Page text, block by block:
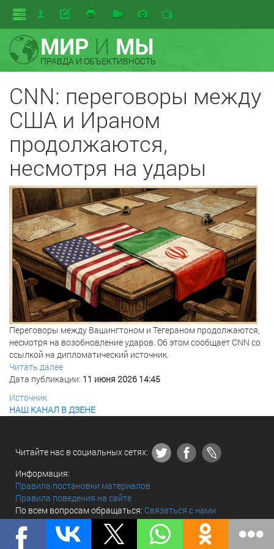
МИРИ МЫ
ПРАВДА И ОБЪЕКТИВНОСТЬ
CNN: переговоры между
США и Ираном
продолжаются,
несмотря на удары
Переговоры между Вашингтоном и Тегераном продолжаются,
несмотря на возобновление ударов. Об этом сообщает CNN со
ссылкой на дипломатический источник.
Читать далее
Дата публикации: 11 июня 2026 14:45
Источник
НАШ КАНАЛ В ДЗЕНЕ
Читайте нас в социальных сетях:
Информация:
Правила постановки материалов
Правила поведения на сайте
По всем вопросам обращаться: Связаться с нами
© «The world and we» 2010 - 2026